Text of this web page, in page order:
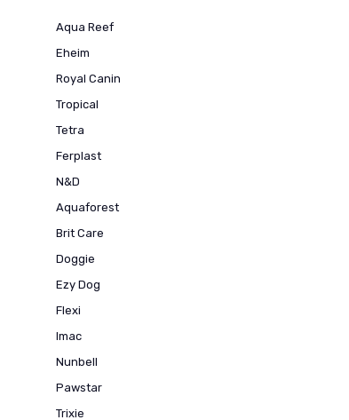
Aqua Reef
Eheim
Royal Canin
Tropical
Tetra
Ferplast
N&D
Aquaforest
Brit Care
Doggie
Ezy Dog
Flexi
Imac
Nunbell
Pawstar
Trixie